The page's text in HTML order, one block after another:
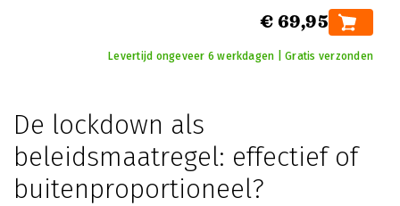
€ 69,95
Levertijd ongeveer 6 werkdagen | Gratis verzonden
De lockdown als
beleidsmaatregel: effectief of
buitenproportioneel?